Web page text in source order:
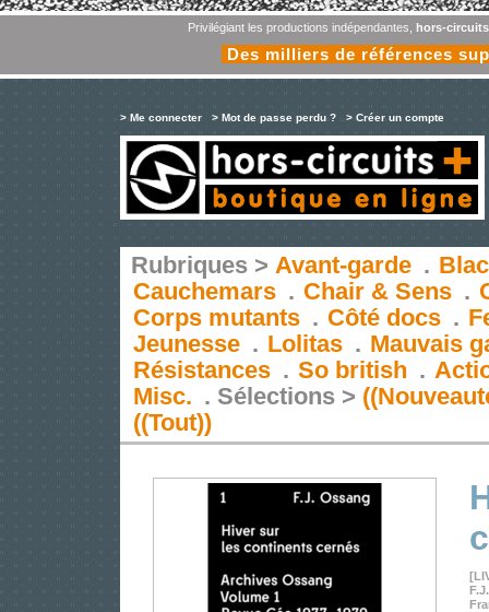
Privilégiant les productions indépendantes, hors-
Des milliers de références
> Me connecter > Mot de passe perdu ? > Créer un compte
Rubriques > Avant-garde .
Cauchemars . Chair & Sens .
Corps mutants . Côté docs .
Jeunesse . Lolitas . Mauvais
Résistances . So british .
Misc. . Sélections >
((Tout))